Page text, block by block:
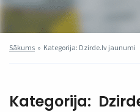
Sākums » Kategorija: Dzirde.lv jaunumi
Kategorija: